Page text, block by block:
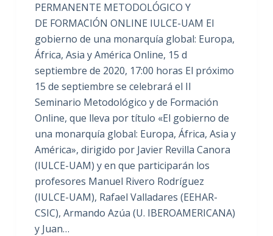
PERMANENTE METODOLÓGICO Y
DE FORMACIÓN ONLINE IULCE-UAM El
gobierno de una monarquía global: Europa,
África, Asia y América Online, 15 d
septiembre de 2020, 17:00 horas El próximo
15 de septiembre se celebrará el II
Seminario Metodológico y de Formación
Online, que lleva por título «El gobierno de
una monarquía global: Europa, África, Asia y
América», dirigido por Javier Revilla Canora
(IULCE-UAM) y en que participarán los
profesores Manuel Rivero Rodríguez
(IULCE-UAM), Rafael Valladares (EEHAR-
CSIC), Armando Azúa (U. IBEROAMERICANA)
y Juan…